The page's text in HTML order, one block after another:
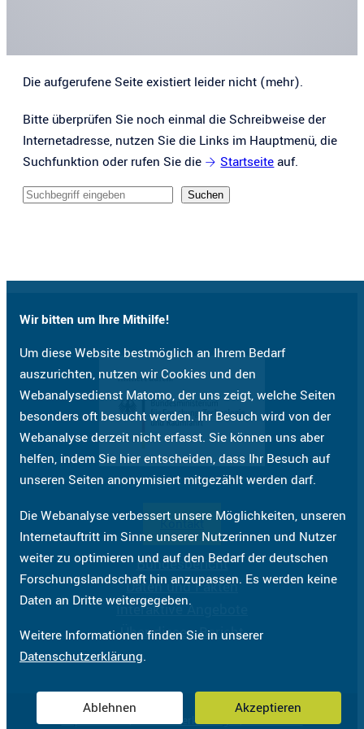
Wir bitten um Ihre Mithilfe!
Um diese Website bestmöglich an Ihrem Bedarf
auszurichten, nutzen wir Cookies und den
Webanalysedienst Matomo, der uns zeigt, welche Seiten
besonders oft besucht werden. Ihr Besuch wird von der
Webanalyse derzeit nicht erfasst. Sie können uns aber
helfen, indem Sie hier entscheiden, dass Ihr Besuch auf
unseren Seiten anonymisiert mitgezählt werden darf.
Die Webanalyse verbessert unsere Möglichkeiten, unseren
Internetauftritt im Sinne unserer Nutzerinnen und Nutzer
weiter zu optimieren und auf den Bedarf der deutschen
Forschungslandschaft hin anzupassen. Es werden keine
Daten an Dritte weitergegeben.
Weitere Informationen finden Sie in unserer
Datenschutzerklärung.
Ablehnen Akzeptieren
Die aufgerufene Seite existiert leider nicht (mehr).
Bitte überprüfen Sie noch einmal die Schreibweise der
Internetadresse, nutzen Sie die Links im Hauptmenü, die
Suchfunktion oder rufen Sie die
Startseiteauf.
Sucheingabe
Suchen
Kontakt
Bundesbericht
Daten und Fakten
Interaktive Angebote
Über diesen Bericht
ImpressumDatenschutzerklärungBarrierefreiheit